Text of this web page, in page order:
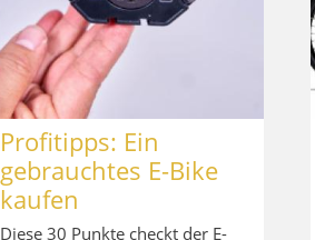
Profitipps: Ein
gebrauchtes E-Bike
kaufen
Diese 30 Punkte checkt der E-